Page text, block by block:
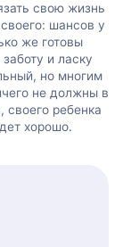
свою жизнь
шансов у
же готовы
и ласку
но многим
не должны в
ребенка
хорошо.